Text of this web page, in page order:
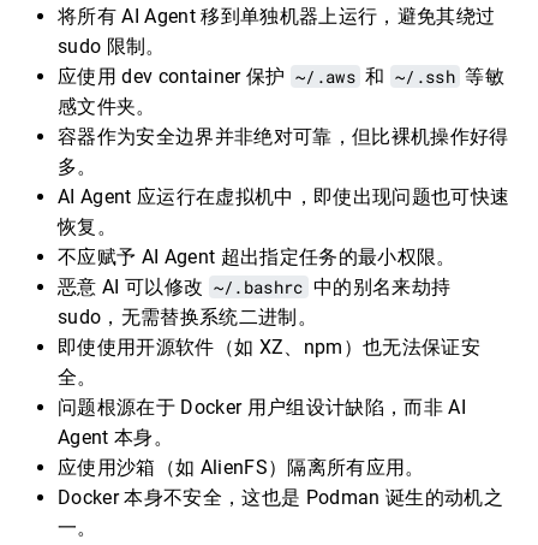
将所有 AI Agent 移到单独机器上运行，避免其绕过
sudo 限制。
应使用 dev container 保护 ~/.aws 和 ~/.ssh 等敏
感文件夹。
容器作为安全边界并非绝对可靠，但比裸机操作好得
多。
AI Agent 应运行在虚拟机中，即使出现问题也可快速
恢复。
不应赋予 AI Agent 超出指定任务的最小权限。
恶意 AI 可以修改 ~/.bashrc 中的别名来劫持
sudo，无需替换系统二进制。
即使使用开源软件（如 XZ、npm）也无法保证安
全。
问题根源在于 Docker 用户组设计缺陷，而非 AI
Agent 本身。
应使用沙箱（如 AlienFS）隔离所有应用。
Docker 本身不安全，这也是 Podman 诞生的动机之
一。